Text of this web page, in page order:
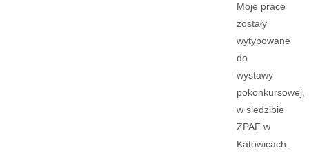
Moje prace
zostały
wytypowane
do
wystawy
pokonkursowej,
w siedzibie
ZPAF w
Katowicach.